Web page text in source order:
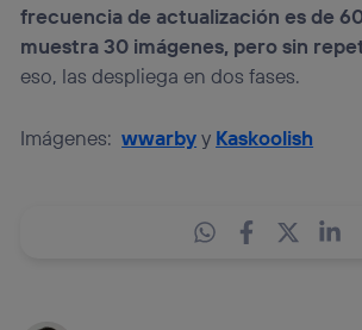
frecuencia de actualización es de
muestra 30 imágenes, pero sin
eso, las despliega en dos fases.
Imágenes:wwarbyy Kaskoolish